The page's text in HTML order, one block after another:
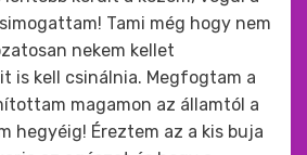
Tami még hogy nem
nekem kellet
is kell csinálnia. Megfogtam a
magamon az államtól a
hegyéig! Éreztem az a kis buja